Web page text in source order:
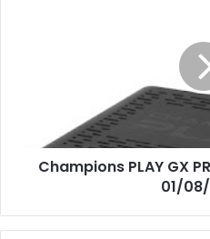
Champions PLAY GX
01/